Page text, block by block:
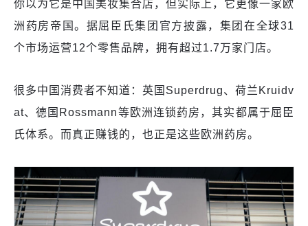
你以为它是中国美妆集合店，但实际上，它更像一家欧
洲药房帝国。据屈臣氏集团官方披露，集团在全球31
个市场运营12个零售品牌，拥有超过1.7万家门店。
很多中国消费者不知道：英国Superdrug、荷兰Kruidv
at、德国Rossmann等欧洲连锁药房，其实都属于屈臣
氏体系。而真正赚钱的，也正是这些欧洲药房。